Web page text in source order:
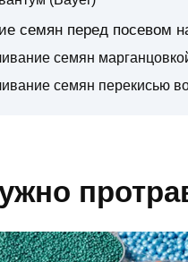
семян перед посевом
семян
семян перекисью